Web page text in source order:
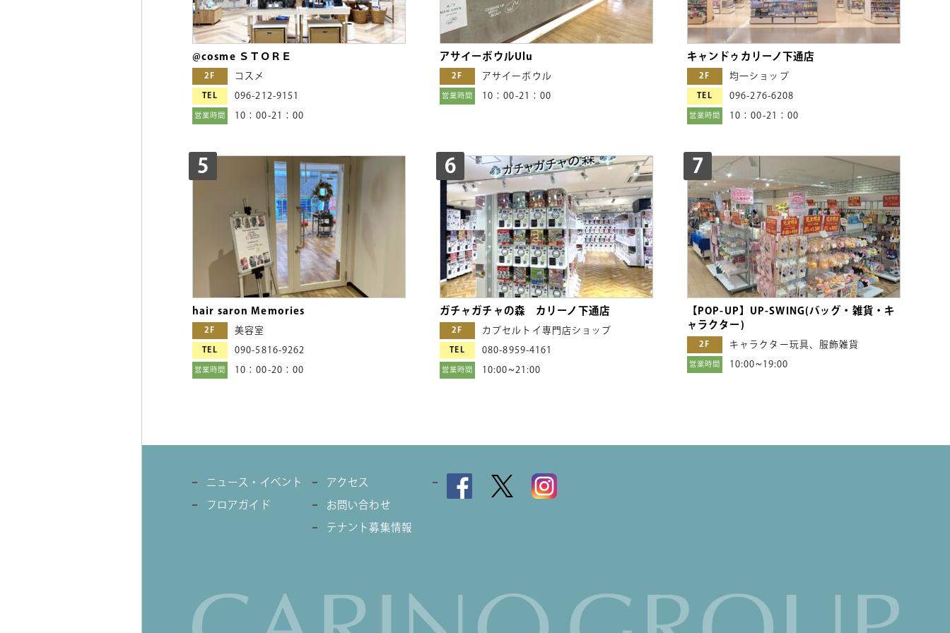
@cosme ＳＴＯＲＥ
2F コスメ
TEL 096-212-9151
営業時間 10：00-21：00
アサイーボウルUlu
2F アサイーボウル
営業時間 10：00-21：00
キャンドゥカリーノ下通店
2F 均一ショップ
TEL 096-276-6208
営業時間 10：00-21：00
5
hair saron Memories
2F 美容室
TEL 090-5816-9262
営業時間 10：00-20：00
6
ガチャガチャの森 カリーノ下通店
2F カプセルトイ専門店ショップ
TEL 080-8959-4161
営業時間 10:00~21:00
7
【POP-UP】UP-SWING(バッグ・雑貨・キ
ャラクター)
2F キャラクター玩具、服飾雑貨
営業時間 10:00~19:00
ニュース・イベント
フロアガイド
アクセス
お問い合わせ
テナント募集情報